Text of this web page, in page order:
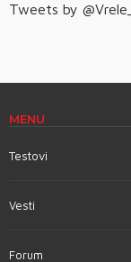
Tweets by
MENU
Testovi
Vesti
Forum